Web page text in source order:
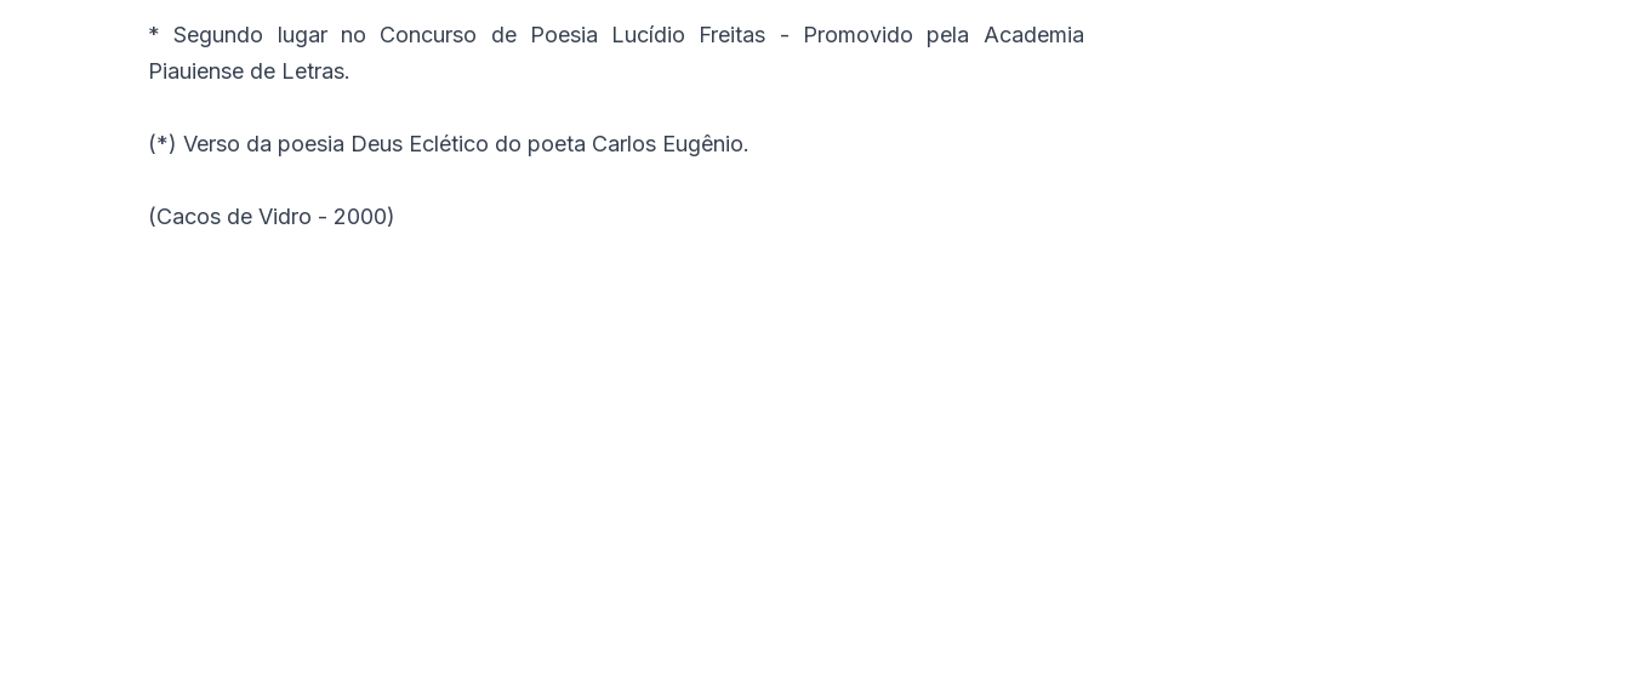
* Segundo lugar no Concurso de Poesia Lucídio Freitas - Promovido pela Academia
Piauiense de Letras.
(*) Verso da poesia Deus Eclético do poeta Carlos Eugênio.
(Cacos de Vidro - 2000)